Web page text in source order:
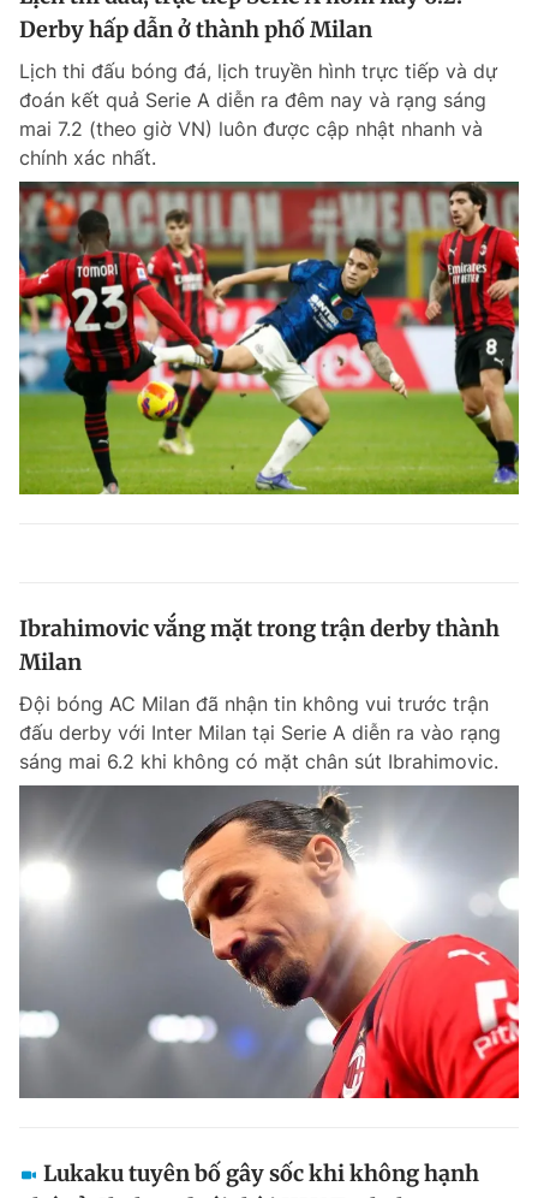
Derby hấp dẫn ở thành phố Milan
Lịch thi đấu bóng đá, lịch truyền hình trực tiếp và dự
đoán kết quả Serie A diễn ra đêm nay và rạng sáng
mai 7.2 (theo giờ VN) luôn được cập nhật nhanh và
chính xác nhất.
Ibrahimovic vắng mặt trong trận derby thành
Milan
Đội bóng AC Milan đã nhận tin không vui trước trận
đấu derby với Inter Milan tại Serie A diễn ra vào rạng
sáng mai 6.2 khi không có mặt chân sút Ibrahimovic.
Lukaku tuyên bố gây sốc khi không hạnh